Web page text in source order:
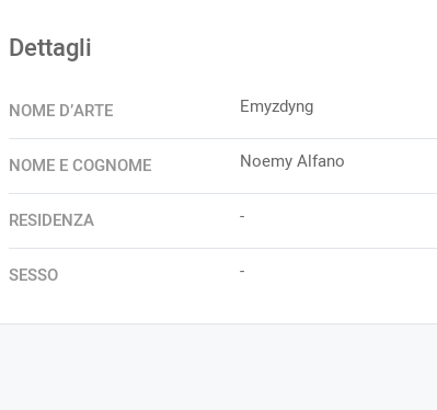
Dettagli
NOME D’ARTE Emyzdyng
NOME E COGNOME Noemy Alfano
RESIDENZA -
SESSO -